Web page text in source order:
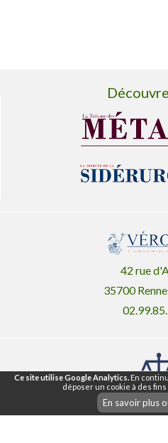
Ce site utilise Google Analytics. En
déposer un cookie à des
En savoir plus
Mentions légales ®
Nos articles | Lettre
42 rue
35700